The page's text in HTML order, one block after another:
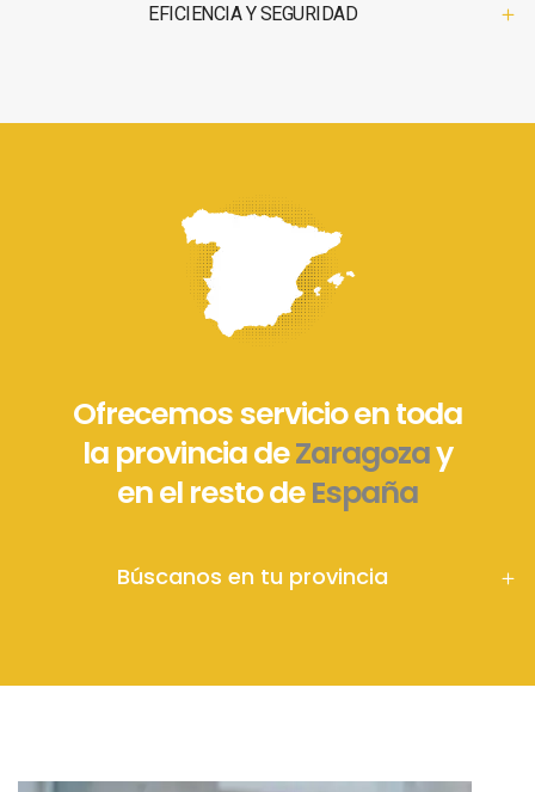
EFICIENCIA Y SEGURIDAD
Ofrecemos servicio en toda
la provincia deZaragozay
en el resto deEspaña
Búscanos en tu provincia